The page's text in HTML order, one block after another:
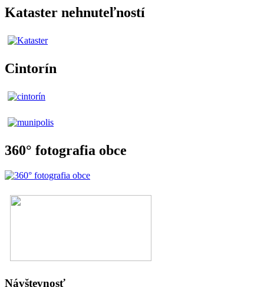
Kataster nehnuteľností
Cintorín
360° fotografia obce
Návštevnosť